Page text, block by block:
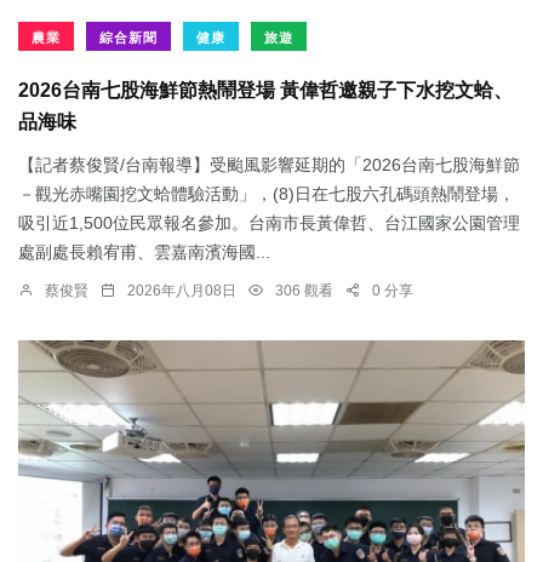
農業 綜合新聞 健康 旅遊
2026台南七股海鮮節熱鬧登場 黃偉哲邀親子下水挖文蛤、
品海味
【記者蔡俊賢/台南報導】受颱風影響延期的「2026台南七股海鮮節
－觀光赤嘴園挖文蛤體驗活動」，(8)日在七股六孔碼頭熱鬧登場，
吸引近1,500位民眾報名參加。台南市長黃偉哲、台江國家公園管理
處副處長賴宥甫、雲嘉南濱海國...
蔡俊賢 2026年八月08日 306 觀看 0 分享